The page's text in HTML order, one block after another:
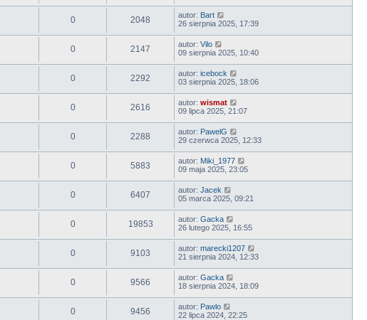
0 2048 autor: Bart
26 sierpnia 2025, 17:39
0 2147 autor: Vilo
09 sierpnia 2025, 10:40
0 2292 autor: icebock
03 sierpnia 2025, 18:06
0 2616 autor: wismat
09 lipca 2025, 21:07
0 2288 autor: PawelG
29 czerwca 2025, 12:33
0 5883 autor: Miki_1977
09 maja 2025, 23:05
0 6407 autor: Jacek
05 marca 2025, 09:21
0 19853 autor: Gacka
26 lutego 2025, 16:55
0 9103 autor: marecki1207
21 sierpnia 2024, 12:33
0 9566 autor: Gacka
18 sierpnia 2024, 18:09
0 9456 autor: Pawlo
22 lipca 2024, 22:25